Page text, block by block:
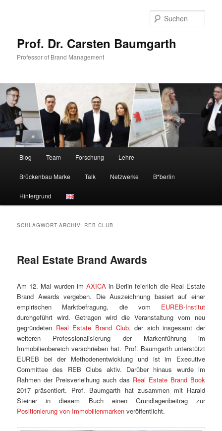
Prof. Dr. Carsten Baumgarth
Professor of Brand Management
Blog Team Forschung Lehre
Brückenbau Marke Talk Netzwerke B*berlin
Hintergrund
SCHLAGWORT-ARCHIV: REB CLUB
Real Estate Brand Awards
Am 12. Mai wurden im AXICAin Berlin feierlich die Real Estate
Brand Awards vergeben. Die Auszeichnung basiert auf einer
empirischen Marktbefragung, die vom EUREB-Institut
durchgeführt wird. Getragen wird die Veranstaltung vom neu
gegründeten Real Estate Brand Club, der sich insgesamt der
weiteren Professionalisierung der Markenführung im
Immobilienbereich verschrieben hat. Prof. Baumgarth unterstützt
EUREB bei der Methodenentwicklung und ist im Executive
Committee des REB Clubs aktiv. Darüber hinaus wurde im
Rahmen der Preisverleihung auch das Real Estate Brand Book
2017 präsentiert. Prof. Baumgarth hat zusammen mit Harald
Steiner in diesem Buch einen Grundlagenbeitrag zur
Positionierung von Immobilienmarken veröffentlicht.